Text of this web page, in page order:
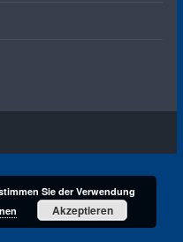
Sie der Verwendung
Akzeptieren